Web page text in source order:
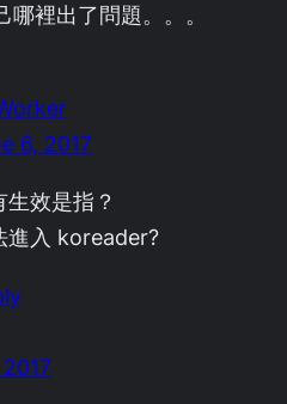
裡出了問題。。。
6, 2017
生效是指？
進入 koreader?